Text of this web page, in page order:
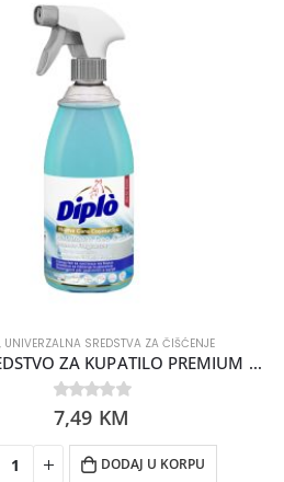
, UNIVERZALNA SREDSTVA ZA ČIŠĆENJE
DIPLO SREDSTVO ZA KUPATILO PREMIUM 700ML
0out of 5
7,49 KM
DODAJ U KORPU